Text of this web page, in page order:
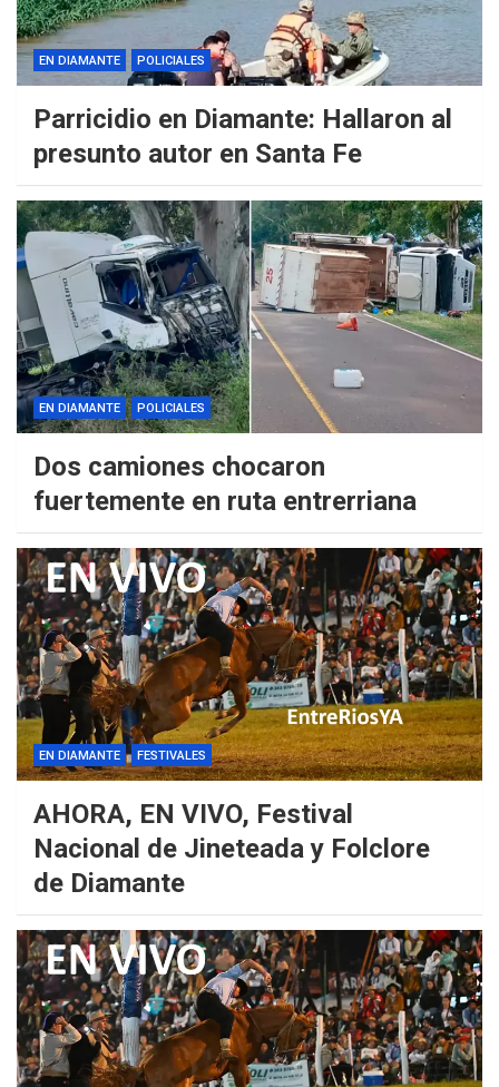
EN DIAMANTE POLICIALES
Parricidio en Diamante: Hallaron al
presunto autor en Santa Fe
EN DIAMANTE POLICIALES
Dos camiones chocaron
fuertemente en ruta entrerriana
EN DIAMANTE FESTIVALES
AHORA, EN VIVO, Festival
Nacional de Jineteada y Folclore
de Diamante